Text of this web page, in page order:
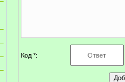
Код *: